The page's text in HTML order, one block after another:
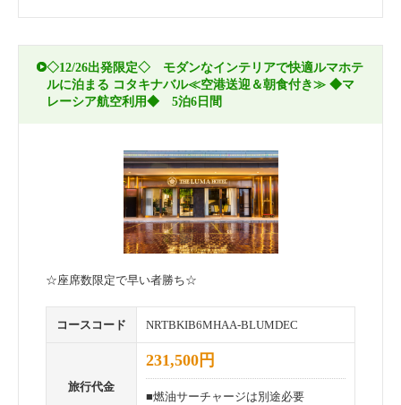
◇12/26出発限定◇ モダンなインテリアで快適ルマホテ
ルに泊まる コタキナバル≪空港送迎＆朝食付き≫ ◆マ
レーシア航空利用◆ 5泊6日間
☆座席数限定で早い者勝ち☆
コースコード NRTBKIB6MHAA-BLUMDEC
旅行代金
231,500円
■燃油サーチャージは別途必要